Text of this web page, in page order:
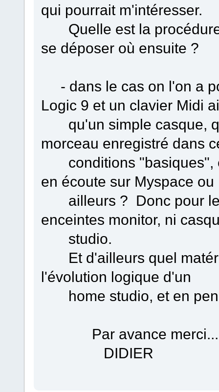
qui pourrait m'intéresser.
Quelle est la
se déposer où ensuite ?
- dans le cas on l'on a
Logic 9 et un clavier Midi
qu'un simple casque,
morceau enregistré dans
conditions "basiques",
en écoute sur Myspace ou
ailleurs ? Donc pour le
enceintes monitor, ni
studio.
Et d'ailleurs quel
l'évolution logique d'un
home studio, et en
Par avance
DIDIER